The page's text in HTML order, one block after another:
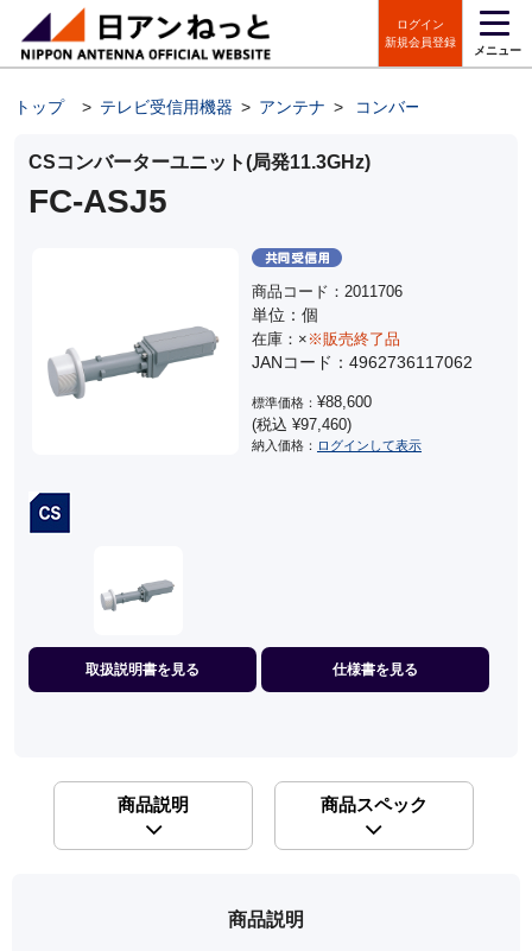
ログイン
新規会員登録
メニュー
トップ > テレビ受信用機器 > アンテナ > コンバーターユニット
CSコンバーターユニット(局発11.3GHz)
FC-ASJ5
商品コード：2011706
単位：個
在庫：× ※販売終了品
JANコード：4962736117062
標準価格： ¥88,600
(税込 ¥97,460)
納入価格： ログインして表示
取扱説明書を見る 仕様書を見る
商品説明 商品スペック
商品説明